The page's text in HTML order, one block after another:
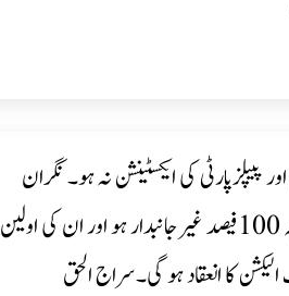
کی ایکسٹینشن نہ ہو۔ نگران
وزیراعظم اور ان کی کابینہ 100فیصد غیرجانبدار ہو اور ان کی اولین
کا انعقاد ہو گی۔سراج الحق